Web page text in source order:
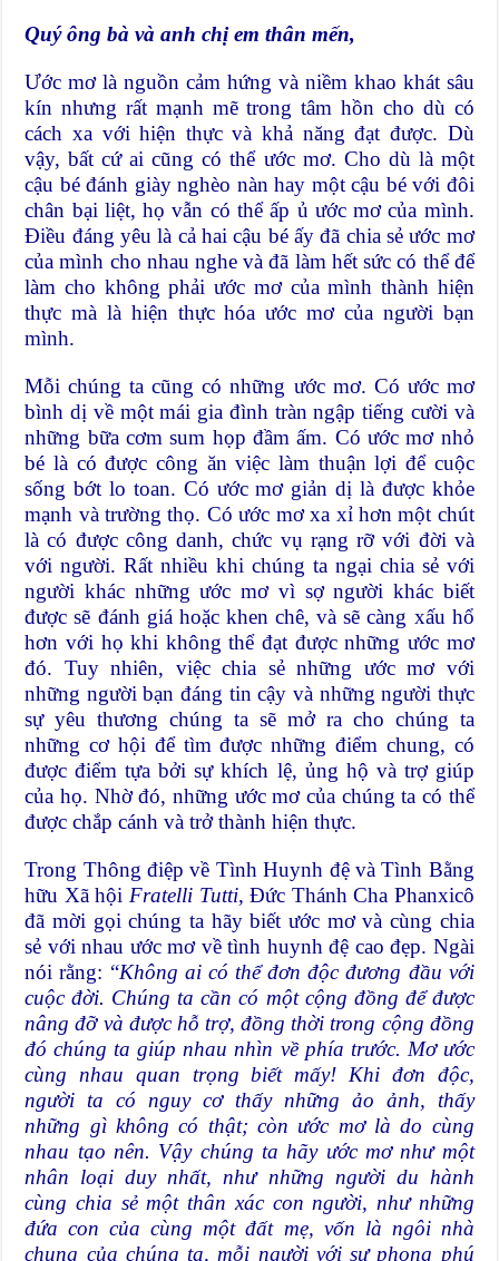
Quý ông bà và anh chị em thân mến,
Ước mơ là nguồn cảm hứng và niềm khao khát sâu
kín nhưng rất mạnh mẽ trong tâm hồn cho dù có
cách xa với hiện thực và khả năng đạt được. Dù
vậy, bất cứ ai cũng có thể ước mơ. Cho dù là một
cậu bé đánh giày nghèo nàn hay một cậu bé với đôi
chân bại liệt, họ vẫn có thể ấp ủ ước mơ của mình.
Điều đáng yêu là cả hai cậu bé ấy đã chia sẻ ước mơ
của mình cho nhau nghe và đã làm hết sức có thể để
làm cho không phải ước mơ của mình thành hiện
thực mà là hiện thực hóa ước mơ của người bạn
mình.
Mỗi chúng ta cũng có những ước mơ. Có ước mơ
bình dị về một mái gia đình tràn ngập tiếng cười và
những bữa cơm sum họp đầm ấm. Có ước mơ nhỏ
bé là có được công ăn việc làm thuận lợi để cuộc
sống bớt lo toan. Có ước mơ giản dị là được khỏe
mạnh và trường thọ. Có ước mơ xa xỉ hơn một chút
là có được công danh, chức vụ rạng rỡ với đời và
với người. Rất nhiều khi chúng ta ngại chia sẻ với
người khác những ước mơ vì sợ người khác biết
được sẽ đánh giá hoặc khen chê, và sẽ càng xấu hổ
hơn với họ khi không thể đạt được những ước mơ
đó. Tuy nhiên, việc chia sẻ những ước mơ với
những người bạn đáng tin cậy và những người thực
sự yêu thương chúng ta sẽ mở ra cho chúng ta
những cơ hội để tìm được những điểm chung, có
được điểm tựa bởi sự khích lệ, ủng hộ và trợ giúp
của họ. Nhờ đó, những ước mơ của chúng ta có thể
được chắp cánh và trở thành hiện thực.
Trong Thông điệp về Tình Huynh đệ và Tình Bằng
hữu Xã hội Fratelli Tutti, Đức Thánh Cha Phanxicô
đã mời gọi chúng ta hãy biết ước mơ và cùng chia
sẻ với nhau ước mơ về tình huynh đệ cao đẹp. Ngài
nói rằng: “Không ai có thể đơn độc đương đầu với
cuộc đời. Chúng ta cần có một cộng đồng để được
nâng đỡ và được hỗ trợ, đồng thời trong cộng đồng
đó chúng ta giúp nhau nhìn về phía trước. Mơ ước
cùng nhau quan trọng biết mấy! Khi đơn độc,
người ta có nguy cơ thấy những ảo ảnh, thấy
những gì không có thật; còn ước mơ là do cùng
nhau tạo nên. Vậy chúng ta hãy ước mơ như một
nhân loại duy nhất, như những người du hành
cùng chia sẻ một thân xác con người, như những
đứa con của cùng một đất mẹ, vốn là ngôi nhà
chung của chúng ta, mỗi người với sự phong phú